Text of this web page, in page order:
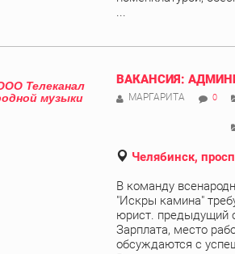
...
Телеканал
музыки
ВАКАНСИЯ:
МАРГАРИТА 0
Челябинск,
В команду
"Искры камина"
юрист. предыдущий
Зарплата, место
обсуждаются с